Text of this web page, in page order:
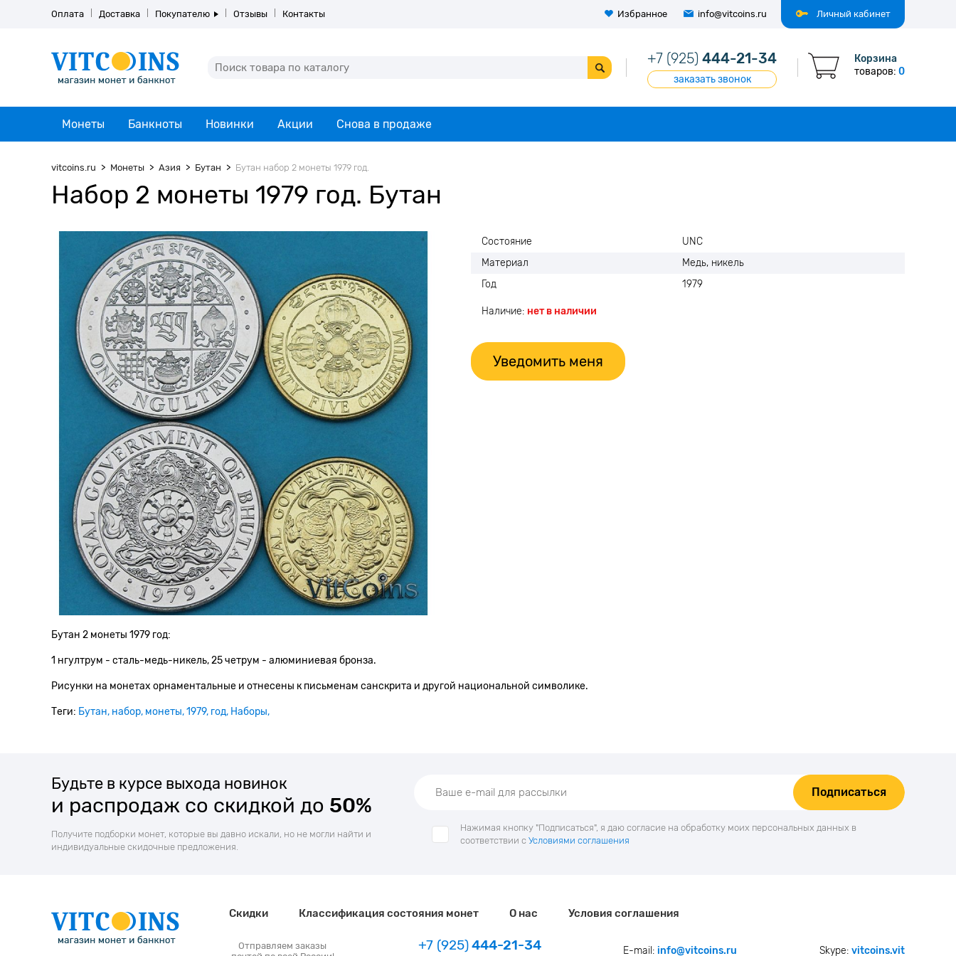
Личный кабинет
Оплата Доставка Покупателю Отзывы Контакты Избранное info@vitcoins.ru
+7 (925) 444-21-34
заказать звонок
Корзина
товаров: 0
Монеты Банкноты Новинки Акции Снова в продаже
vitcoins.ru Монеты Азия Бутан Бутан набор 2 монеты 1979 год.
Набор 2 монеты 1979 год. Бутан
Состояние
UNC
Материал
Медь, никель
Год
1979
Наличие: нет в наличии
Уведомить меня
Бутан 2 монеты 1979 год:
1 нгултрум - сталь-медь-никель, 25 четрум - алюминиевая бронза.
Рисунки на монетах орнаментальные и отнесены к письменам санскрита и другой национальной символике.
Теги: Бутан набор монеты 1979 год Наборы
Будьте в курсе выхода новинок
и распродаж со скидкой до 50%
Получите подборки монет, которые вы давно искали, но не могли найти и
индивидуальные скидочные предложения.
Подписаться
Нажимая кнопку "Подписаться", я даю согласие на обработку моих персональных данных в
соответствии с Условиями соглашения
Скидки Классификация состояния монет О нас Условия соглашения
Отправляем заказы
+7 (925)444-21-34 E-mail:info@vitcoins.ru Skype: vitcoins.vit